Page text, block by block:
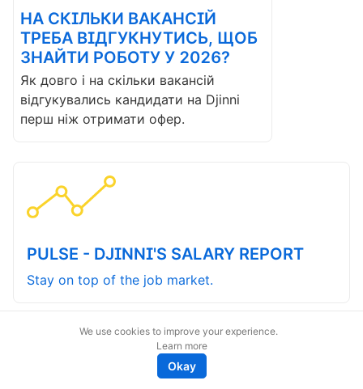
НА СКІЛЬКИ ВАКАНСІЙ
ТРЕБА ВІДГУКНУТИСЬ, ЩОБ
ЗНАЙТИ РОБОТУ У 2026?
Як довго і на скільки вакансій
відгукувались кандидати на Djinni
перш ніж отримати офер.
PULSE - DJINNI'S SALARY REPORT
Stay on top of the job market.
We use cookies to improve your experience.
Learn more
Okay